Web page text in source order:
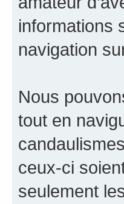
informations
navigation
Nous
tout en
ceux-ci
seulement